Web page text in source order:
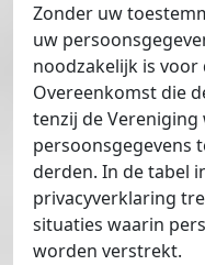
Zonder uw
uw
noodzakelijk is
Overeenkomst die
tenzij de
persoonsgegevens
derden. In de tabel
privacyverklaring
situaties waarin
worden verstrekt.